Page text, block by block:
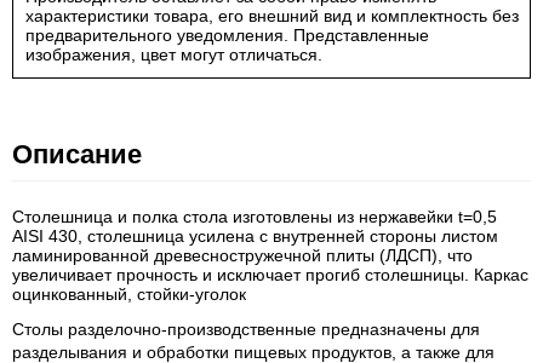
характеристики товара, его внешний вид и комплектность без
предварительного уведомления. Представленные
изображения, цвет могут отличаться.
Описание
Столешница и полка стола изготовлены из нержавейки t=0,5
AISI 430, столешница усилена с внутренней стороны листом
ламинированной древесностружечной плиты (ЛДСП), что
увеличивает прочность и исключает прогиб столешницы. Каркас
оцинкованный, стойки-уголок
Столы разделочно-производственные предназначены для
разделывания и обработки пищевых продуктов, а также для